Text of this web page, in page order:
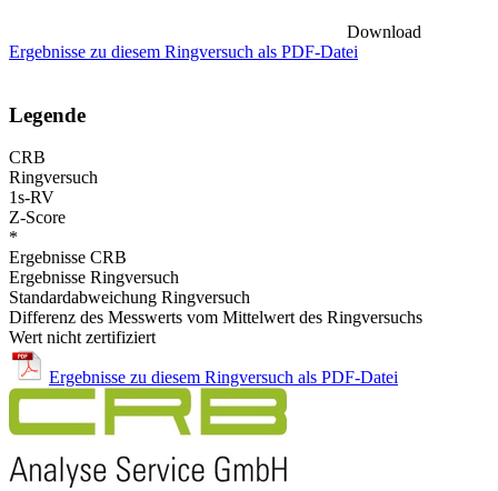
Download
Ergebnisse zu diesem Ringversuch als PDF-Datei
Legende
CRB
Ringversuch
1s-RV
Z-Score
*
Ergebnisse CRB
Ergebnisse Ringversuch
Standardabweichung Ringversuch
Differenz des Messwerts vom Mittelwert des Ringversuchs
Wert nicht zertifiziert
Ergebnisse zu diesem Ringversuch als PDF-Datei